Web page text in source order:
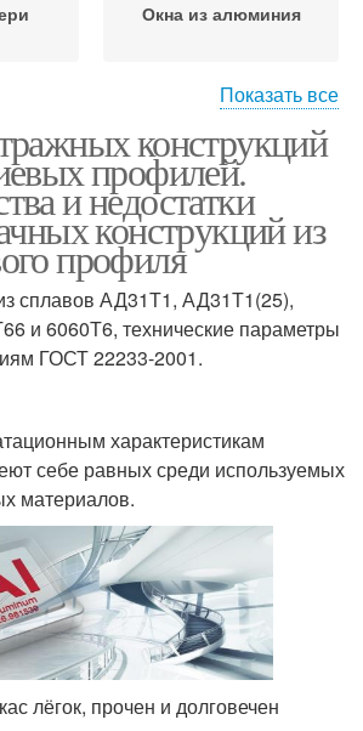
Окна из алюминия
Двери от окна
Межкомнатные двери
Показать все
конструкций
профилей.
и недостатки
конструкций из
профиля
сплавов АД31Т1, АД31Т1(25),
и 6060Т6, технические параметры
ГОСТ 22233-2001.
характеристикам
себе равных среди используемых
материалов.
лёгок, прочен и долговечен